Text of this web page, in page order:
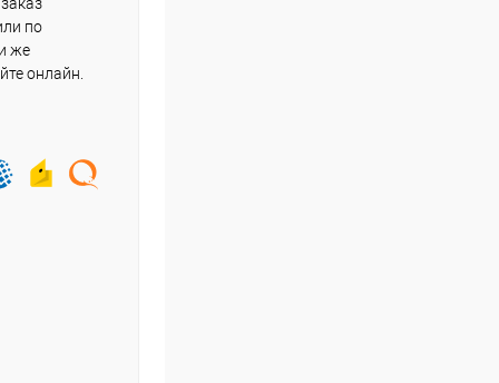
по
же
онлайн.